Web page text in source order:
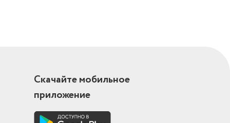
Скачайте мобильное
приложение